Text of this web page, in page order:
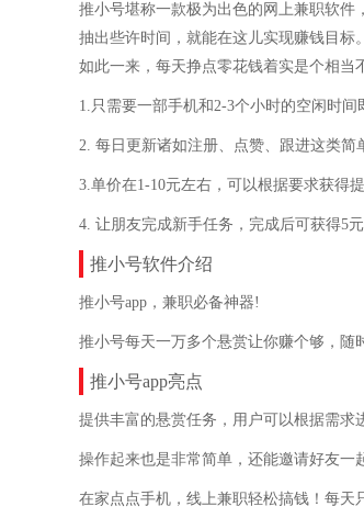
推小号堪称一款极为出色的网上兼职软件
抽出些许时间，就能在这儿实现赚钱目标
如此一来，每天挣点零花钱着实是个相当
1.只需要一部手机和2-3个小时的空闲时间
2. 每日更新诸如注册、点赞、跟进这类简
3.单价在1-10元左右，可以根据要求获得
4. 让朋友完成新手任务，完成后可获得5
推小号软件介绍
推小号app，兼职必备神器!
推小号每天一万多个悬赏让你赚个够，随
推小号app亮点
提供丰富的悬赏任务，用户可以根据需求
操作起来也是非常简单，还能邀请好友一
在家点点手机，线上兼职轻松搞钱！每天